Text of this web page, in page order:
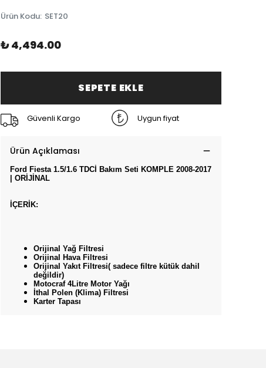
Ürün Kodu: SET20
₺ 4,494.00
SEPETE EKLE
Güvenli Kargo Uygun fiyat
Ürün Açıklaması
Ford Fiesta 1.5/1.6 TDCİ Bakım Seti KOMPLE 2008-2017
| ORİJİNAL
İÇERİK:
Orijinal Yağ Filtresi
Orijinal Hava Filtresi
Orijinal Yakıt Filtresi( sadece filtre kütük dahil
değildir)
Motocraf 4Litre Motor Yağı
İthal Polen (Klima) Filtresi
Karter Tapası